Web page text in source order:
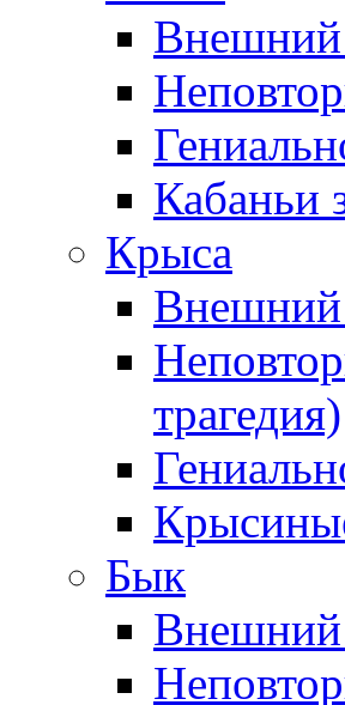
Внешний
Кабаньи
Крыса
Внешний
трагедия)
Бык
Внешний